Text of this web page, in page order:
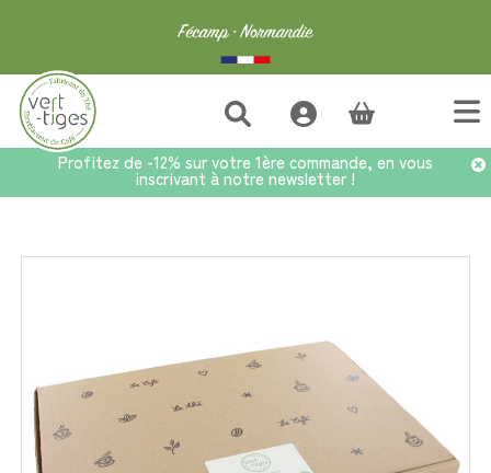
Profitez de -12% sur votre 1ère commande, en vous
inscrivant à notre newsletter !
Coffrets cadeaux café > Coffret Café 4x250g Équilibré